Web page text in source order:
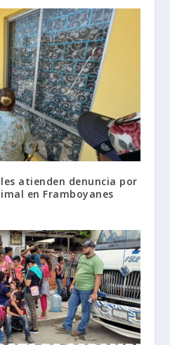
atienden denuncia por
en Framboyanes